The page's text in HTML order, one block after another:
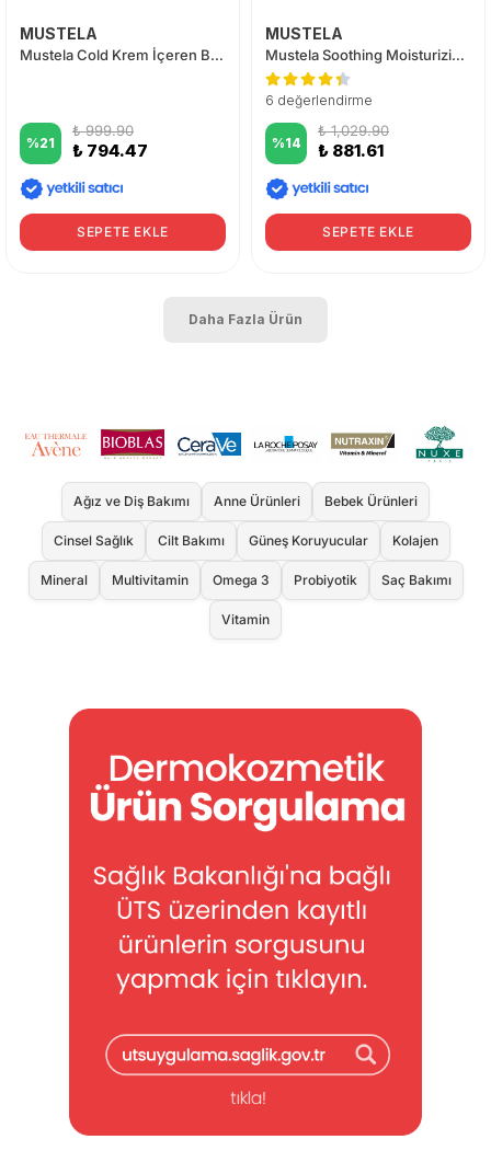
MUSTELA
Mustela Cold Krem İçeren Besleyici Vücut Losyonu 200 ml
%21
₺ 999.90
₺ 794.47
SEPETE EKLE
MUSTELA
Mustela Soothing Moisturizing Lotion 200ml
6 değerlendirme
%14
₺ 1,029.90
₺ 881.61
SEPETE EKLE
Daha Fazla Ürün
Ağız ve Diş Bakımı Anne Ürünleri Bebek Ürünleri
Cinsel Sağlık Cilt Bakımı Güneş Koruyucular Kolajen
Mineral Multivitamin Omega 3 Probiyotik Saç Bakımı
Vitamin